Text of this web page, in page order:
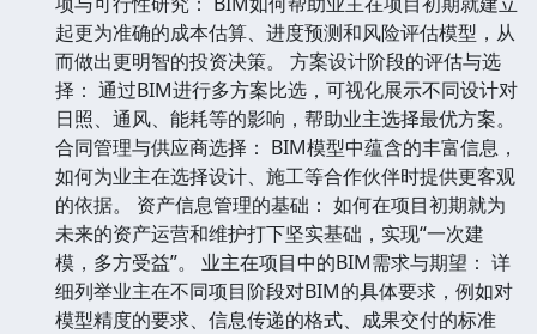
起更为准确的成本估算、进度预测和风险评估模型，从
而做出更明智的投资决策。 方案设计阶段的评估与选
择： 通过BIM进行多方案比选，可视化展示不同设计对
日照、通风、能耗等的影响，帮助业主选择最优方案。
合同管理与供应商选择： BIM模型中蕴含的丰富信息，
如何为业主在选择设计、施工等合作伙伴时提供更客观
的依据。 资产信息管理的基础： 如何在项目初期就为
未来的资产运营和维护打下坚实基础，实现“一次建
模，多方受益”。 业主在项目中的BIM需求与期望： 详
细列举业主在不同项目阶段对BIM的具体要求，例如对
模型精度的要求、信息传递的格式、成果交付的标准